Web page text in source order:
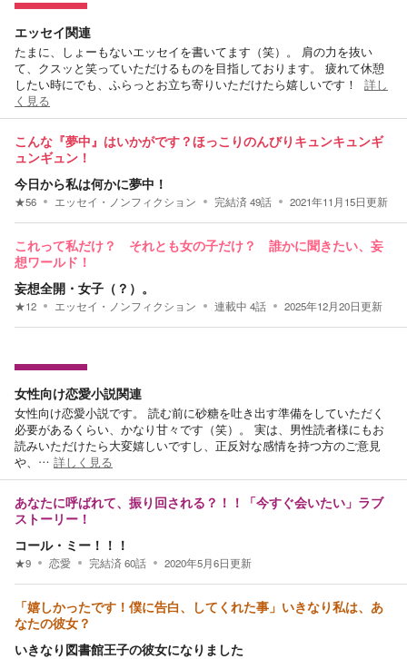
エッセイ関連
たまに、しょーもないエッセイを書いてます（笑）。 肩の力を抜い
て、クスッと笑っていただけるものを目指しております。 疲れて休憩
したい時にでも、ふらっとお立ち寄りいただけたら嬉しいです！
詳し
く見る
こんな『夢中』はいかがです？ほっこりのんびりキュンキュンギ
ュンギュン！
今日から私は何かに夢中！
★56 エッセイ・ノンフィクション 完結済49話 2021年11月15日更新
これって私だけ？ それとも女の子だけ？ 誰かに聞きたい、妄
想ワールド！
妄想全開・女子（？）。
★12 エッセイ・ノンフィクション 連載中 4話 2025年12月20日更新
女性向け恋愛小説関連
女性向け恋愛小説です。 読む前に砂糖を吐き出す準備をしていただく
必要があるくらい、かなり甘々です（笑）。 実は、男性読者様にもお
読みいただけたら大変嬉しいですし、正反対な感情を持つ方のご意見
や、… 詳しく見る
あなたに呼ばれて、振り回される？！！「今すぐ会いたい」ラブ
ストーリー！
コール・ミー！！！
★9 恋愛 完結済60話 2020年5月6日更新
「嬉しかったです！僕に告白、してくれた事」いきなり私は、あ
なたの彼女？
いきなり図書館王子の彼女になりました